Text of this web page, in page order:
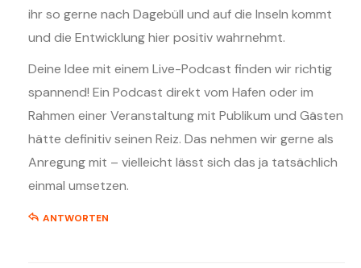
ihr so gerne nach Dagebüll und auf die Inseln kommt
und die Entwicklung hier positiv wahrnehmt.
Deine Idee mit einem Live-Podcast finden wir richtig
spannend! Ein Podcast direkt vom Hafen oder im
Rahmen einer Veranstaltung mit Publikum und Gästen
hätte definitiv seinen Reiz. Das nehmen wir gerne als
Anregung mit – vielleicht lässt sich das ja tatsächlich
einmal umsetzen.
ANTWORTEN